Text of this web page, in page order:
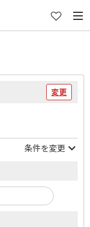
変更
条件を変更